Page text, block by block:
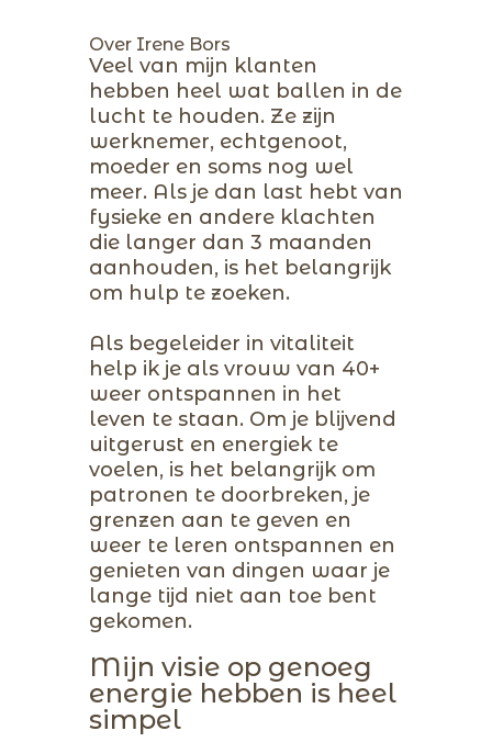
Over Irene Bors
Veel van mijn klanten
hebben heel wat ballen in de
lucht te houden. Ze zijn
werknemer, echtgenoot,
moeder en soms nog wel
meer. Als je dan last hebt van
fysieke en andere klachten
die langer dan 3 maanden
aanhouden, is het belangrijk
om hulp te zoeken.
Als begeleider in vitaliteit
help ik je als vrouw van 40+
weer ontspannen in het
leven te staan. Om je blijvend
uitgerust en energiek te
voelen, is het belangrijk om
patronen te doorbreken, je
grenzen aan te geven en
weer te leren ontspannen en
genieten van dingen waar je
lange tijd niet aan toe bent
gekomen.
Mijn visie op genoeg
energie hebben is heel
simpel